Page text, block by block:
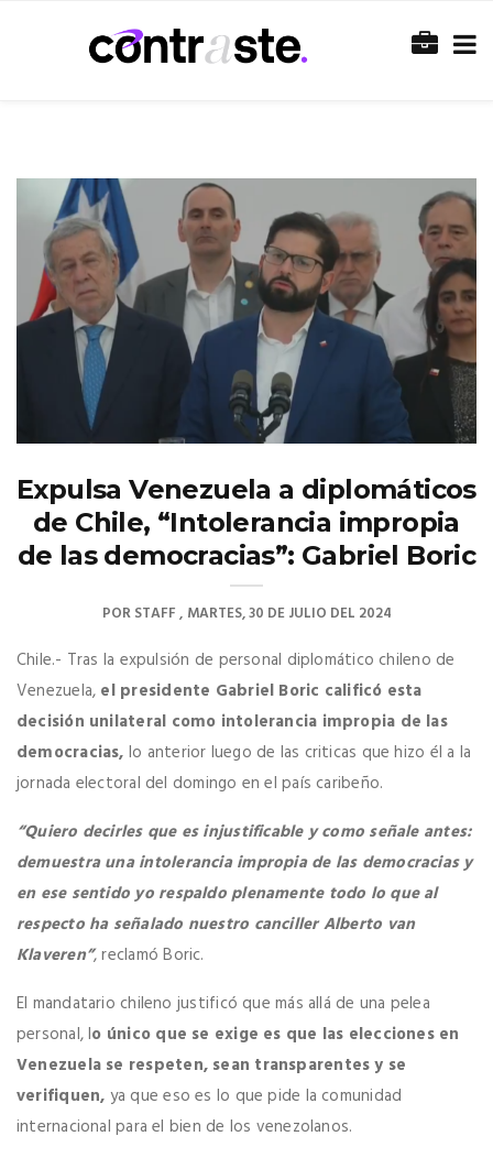
Expulsa Venezuela a diplomáticos
de Chile, “Intolerancia impropia
de las democracias”: Gabriel Boric
PORSTAFF MARTES, 30 DE JULIO DEL 2024
Chile.- Tras la expulsión de personal diplomático chileno de
Venezuela, el presidente Gabriel Boric calificó esta
decisión unilateral como intolerancia impropia de las
democracias, lo anterior luego de las criticas que hizo él a la
jornada electoral del domingo en el país caribeño.
“Quiero decirles que es injustificable y como señale antes:
demuestra una intolerancia impropia de las democracias y
en ese sentido yo respaldo plenamente todo lo que al
respecto ha señalado nuestro canciller Alberto van
Klaveren”, reclamó Boric.
El mandatario chileno justificó que más allá de una pelea
personal, lo único que se exige es que las elecciones en
Venezuela se respeten, sean transparentes y se
verifiquen, ya que eso es lo que pide la comunidad
internacional para el bien de los venezolanos.